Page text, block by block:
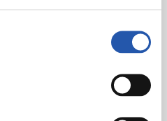
reducir el tiempo